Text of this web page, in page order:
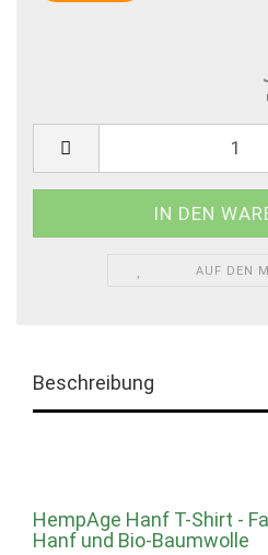
AUF DEN
Beschreibung
HempAge Hanf T-Shirt -
Hanf und Bio-Baumwolle